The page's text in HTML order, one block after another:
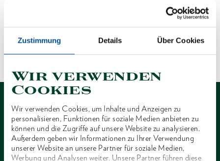
Zustimmung Details Über Cookies
Wir verwenden
Cookies
Wir verwenden Cookies, um Inhalte und Anzeigen zu
personalisieren, Funktionen für soziale Medien anbieten zu
können und die Zugriffe auf unsere Website zu analysieren.
Außerdem geben wir Informationen zu Ihrer Verwendung
unserer Website an unsere Partner für soziale Medien,
Werbung und Analysen weiter. Unsere Partner führen diese
ES WURDEN KEINE ERGEBNISSE
GEFUNDEN.
Kontakt